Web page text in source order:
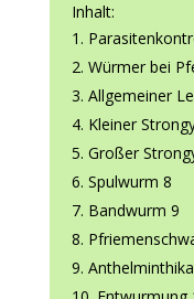
Inhalt:
Würmer bei
Allgemeiner
Kleiner
Großer
Spulwurm 8
Bandwurm 9